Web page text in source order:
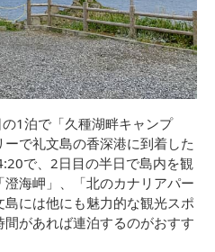
1泊で「久種湖畔キャンプ
で礼文島の香深港に到着した
で、2日目の半日で島内を観
海岬」、「北のカナリアパー
には他にも魅力的な観光スポ
があれば連泊するのがおすす